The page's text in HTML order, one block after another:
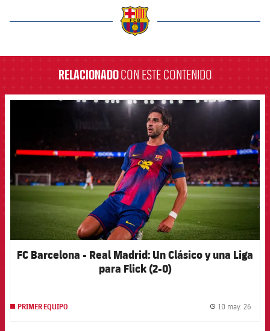
RELACIONADOCON ESTE CONTENIDO
FCB Barcelona badge
FC Barcelona - Real Madrid: Un Clásico y una Liga
para Flick (2-0)
PRIMER EQUIPO 10 may. 26